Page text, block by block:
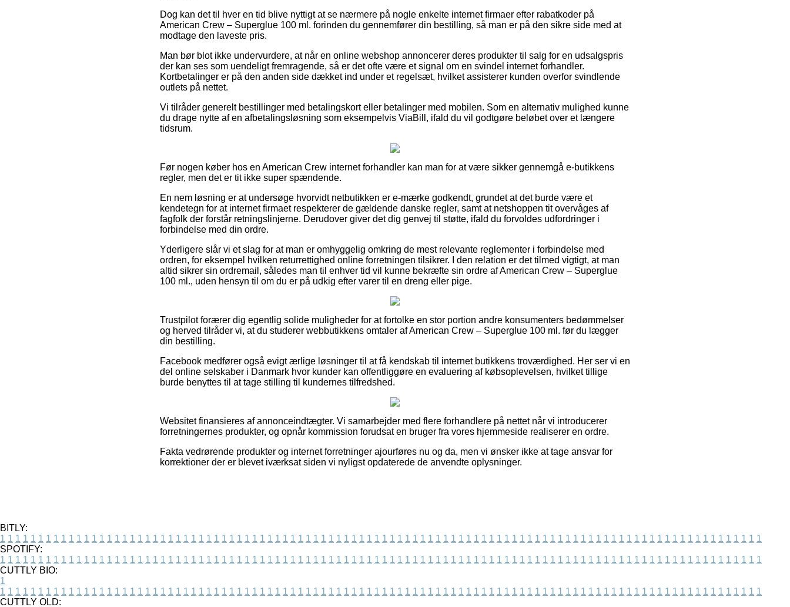
Dog kan det til hver en tid blive nyttigt at se nærmere på nogle enkelte internet firmaer efter rabatkoder på
American Crew – Superglue 100 ml. forinden du gennemfører din bestilling, så man er på den sikre side med at
modtage den laveste pris.
Man bør blot ikke undervurdere, at når en online webshop annoncerer deres produkter til salg for en udsalgspris
der kan ses som uendeligt fremragende, så er det ofte være et signal om en svindel internet forhandler.
Kortbetalinger er på den anden side dækket ind under et regelsæt, hvilket assisterer kunden overfor svindlende
outlets på nettet.
Vi tilråder generelt bestillinger med betalingskort eller betalinger med mobilen. Som en alternativ mulighed kunne
du drage nytte af en afbetalingsløsning som eksempelvis ViaBill, ifald du vil godtgøre beløbet over et længere
tidsrum.
Før nogen køber hos en American Crew internet forhandler kan man for at være sikker gennemgå e-butikkens
regler, men det er tit ikke super spændende.
En nem løsning er at undersøge hvorvidt netbutikken er e-mærke godkendt, grundet at det burde være et
kendetegn for at internet firmaet respekterer de gældende danske regler, samt at netshoppen tit overvåges af
fagfolk der forstår retningslinjerne. Derudover giver det dig genvej til støtte, ifald du forvoldes udfordringer i
forbindelse med din ordre.
Yderligere slår vi et slag for at man er omhyggelig omkring de mest relevante reglementer i forbindelse med
ordren, for eksempel hvilken returrettighed online forretningen tilsikrer. I den relation er det tilmed vigtigt, at man
altid sikrer sin ordremail, således man til enhver tid vil kunne bekræfte sin ordre af American Crew – Superglue
100 ml., uden hensyn til om du er på udkig efter varer til en dreng eller pige.
Trustpilot forærer dig egentlig solide muligheder for at fortolke en stor portion andre konsumenters bedømmelser
og herved tilråder vi, at du studerer webbutikkens omtaler af American Crew – Superglue 100 ml. før du lægger
din bestilling.
Facebook medfører også evigt ærlige løsninger til at få kendskab til internet butikkens troværdighed. Her ser vi en
del online selskaber i Danmark hvor kunder kan offentliggøre en evaluering af købsoplevelsen, hvilket tillige
burde benyttes til at tage stilling til kundernes tilfredshed.
Websitet finansieres af annonceindtægter. Vi samarbejder med flere forhandlere på nettet når vi introducerer
forretningernes produkter, og opnår kommission forudsat en bruger fra vores hjemmeside realiserer en ordre.
Fakta vedrørende produkter og internet forretninger ajourføres nu og da, men vi ønsker ikke at tage ansvar for
korrektioner der er blevet iværksat siden vi nyligst opdaterede de anvendte oplysninger.
BITLY:
1 1 1 1 1 1 1 1 1 1 1 1 1 1 1 1 1 1 1 1 1 1 1 1 1 1 1 1 1 1 1 1 1 1 1 1 1 1 1 1 1 1 1 1 1 1 1 1 1 1 1 1 1 1 1 1 1 1 1 1 1 1 1 1 1 1 1 1 1 1 1 1 1 1 1 1 1 1 1 1 1 1 1 1 1 1 1 1 1 1 1 1 1 1 1 1 1 1 1 1
SPOTIFY:
1 1 1 1 1 1 1 1 1 1 1 1 1 1 1 1 1 1 1 1 1 1 1 1 1 1 1 1 1 1 1 1 1 1 1 1 1 1 1 1 1 1 1 1 1 1 1 1 1 1 1 1 1 1 1 1 1 1 1 1 1 1 1 1 1 1 1 1 1 1 1 1 1 1 1 1 1 1 1 1 1 1 1 1 1 1 1 1 1 1 1 1 1 1 1 1 1 1 1 1
CUTTLY BIO:
1
1 1 1 1 1 1 1 1 1 1 1 1 1 1 1 1 1 1 1 1 1 1 1 1 1 1 1 1 1 1 1 1 1 1 1 1 1 1 1 1 1 1 1 1 1 1 1 1 1 1 1 1 1 1 1 1 1 1 1 1 1 1 1 1 1 1 1 1 1 1 1 1 1 1 1 1 1 1 1 1 1 1 1 1 1 1 1 1 1 1 1 1 1 1 1 1 1 1 1 1
CUTTLY OLD: